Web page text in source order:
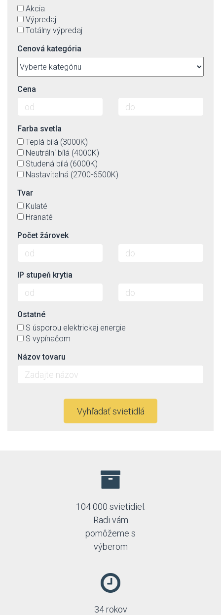
Akcia
Výpredaj
Totálny výpredaj
Cenová kategória
Cena
Farba svetla
Teplá bílá (3000K)
Neutrální bílá (4000K)
Studená bílá (6000K)
Nastavitelná (2700-6500K)
Tvar
Kulaté
Hranaté
Počet žárovek
IP stupeň krytia
Ostatné
S úsporou elektrickej energie
S vypínačom
Názov tovaru
Vyhľadať svietidlá
104 000 svietidiel.
Radi vám
pomôžeme s
výberom
34 rokov